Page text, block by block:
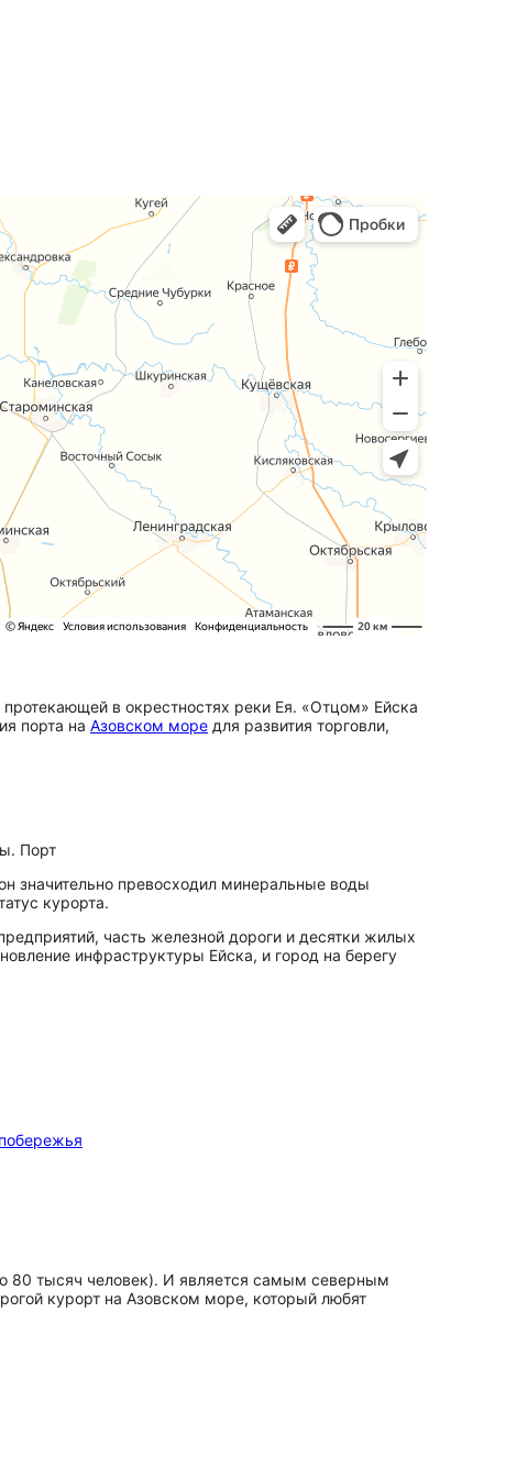
в окрестностях реки Ея. «Отцом» Ейска
порта на Азовском море для развития торговли,
Порт
значительно превосходил минеральные воды
курорта.
часть железной дороги и десятки жилых
инфраструктуры Ейска, и город на берегу
80 тысяч человек). И является самым северным
курорт на Азовском море, который любят